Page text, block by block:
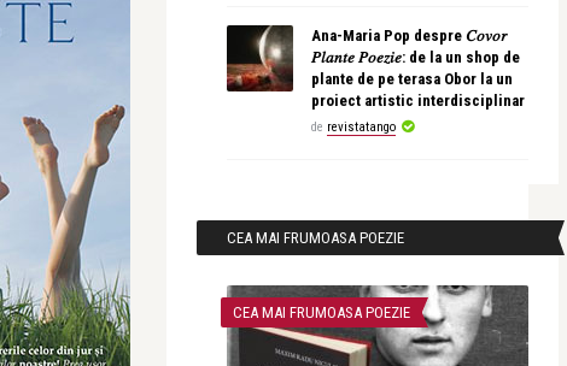
Ana-Maria Pop despre 𝐶𝑜𝑣𝑜𝑟
𝑃𝑙𝑎𝑛𝑡𝑒 𝑃𝑜𝑒𝑧𝑖𝑒: de la un shop de
plante de pe terasa Obor la un
proiect artistic interdisciplinar
de revistatango
CEA MAI FRUMOASA POEZIE
CEA MAI FRUMOASA POEZIE